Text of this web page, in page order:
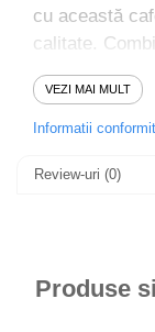
cu această
calitate.
inoxului,
de cafea care
de preparare.
Caracteristici
învelită într-
VEZI MAI MULT
Informatii
Review-uri (0)
Produse